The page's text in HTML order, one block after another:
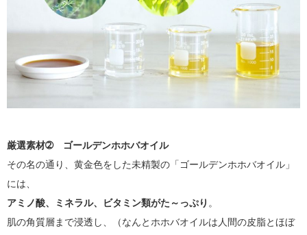
厳選素材➁ ゴールデンホホバオイル
その名の通り、黄金色をした未精製の「ゴールデンホホバオイル」
には、
アミノ酸、ミネラル、ビタミン類がた～っぷり 。
肌の角質層まで浸透し、（なんとホホバオイルは人間の皮脂とほぼ